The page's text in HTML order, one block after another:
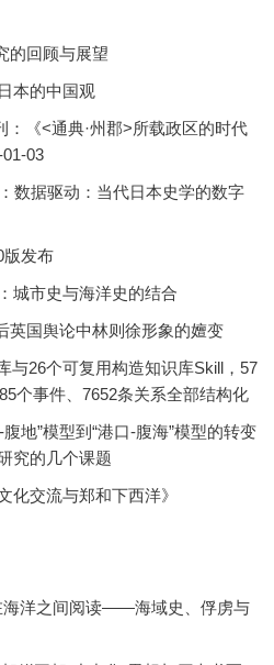
的回顾与展望
本的中国观
《<通典·州郡>所载政区的时代
03
数据驱动：当代日本史学的数字
版发布
城市史与海洋史的结合
英国舆论中林则徐形象的嬗变
与26个可复用构造知识库Skill，57
个事件、7652条关系全部结构化
地”模型到“港口-腹海”模型的转变
究的几个课题
化交流与郑和下西洋》
海洋之间阅读——海域史、俘虏与